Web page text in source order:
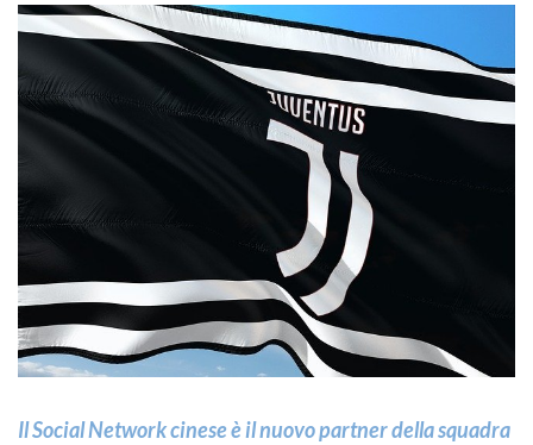
Il Social Network cinese è il nuovo partner della squadra